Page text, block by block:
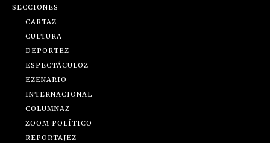
SECCIONES
CARTAZ
CULTURA
DEPORTEZ
ESPECTÁCULOZ
EZENARIO
INTERNACIONAL
COLUMNAZ
ZOOM POLÍTICO
REPORTAJEZ